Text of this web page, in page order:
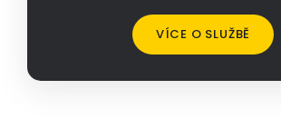
VÍCE O SLUŽBĚ